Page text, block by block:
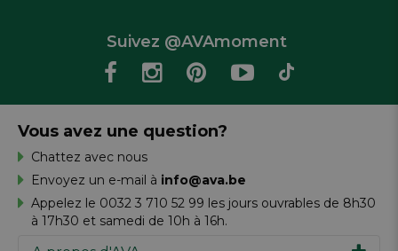
Suivez @AVAmoment
Vous avez une question?
Chattez avec nous
Envoyez un e-mail à info@ava.be
Appelez le 0032 3 710 52 99 les jours ouvrables de 8h30
à 17h30 et samedi de 10h à 16h.